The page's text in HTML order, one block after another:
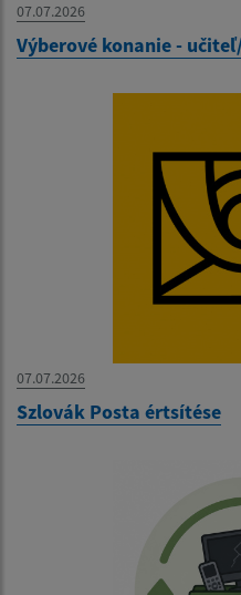
07.07.2026
Výberové konanie -
07.07.2026
Szlovák Posta értsítése